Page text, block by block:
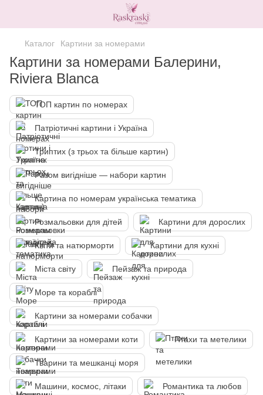
Каталог Картини за номерами
Картини за номерами Балерини,
Riviera Blanca
ТОП картин по номерах
Патріотичні картини і Україна
Триптих (з трьох та більше картин)
Разом вигідніше — набори картин
Картина по номерам українська тематика
Розмальовки для дітей Картини для дорослих
Квіти та натюрморти Картини для кухні
Міста світу Пейзаж та природа
Море та кораблі
Картини за номерами собачки
Картини за номерами коти Птахи та метелики
Тварини та мешканці моря
Машини, космос, літаки Романтика та любов